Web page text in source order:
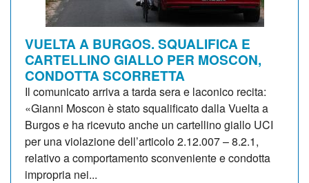
VUELTA A BURGOS. SQUALIFICA E
CARTELLINO GIALLO PER MOSCON,
CONDOTTA SCORRETTA
Il comunicato arriva a tarda sera e laconico recita:
«Gianni Moscon è stato squalificato dalla Vuelta a
Burgos e ha ricevuto anche un cartellino giallo UCI
per una violazione dell’articolo 2.12.007 – 8.2.1,
relativo a comportamento sconveniente e condotta
impropria nei...